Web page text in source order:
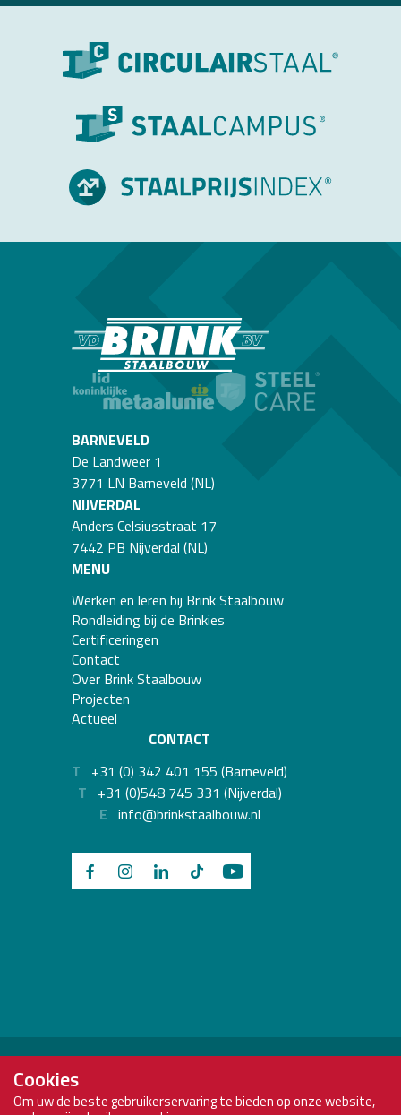
BARNEVELD
De Landweer 1
3771 LN Barneveld (NL)
NIJVERDAL
Anders Celsiusstraat 17
7442 PB Nijverdal (NL)
MENU
Werken en leren bij Brink Staalbouw
Rondleiding bij de Brinkies
Certificeringen
Contact
Over Brink Staalbouw
Projecten
Actueel
CONTACT
T +31 (0) 342 401 155 (Barneveld)
T +31 (0)548 745 331 (Nijverdal)
E info@brinkstaalbouw.nl
Cookies
Om uw de beste gebruikerservaring te bieden op onze website,